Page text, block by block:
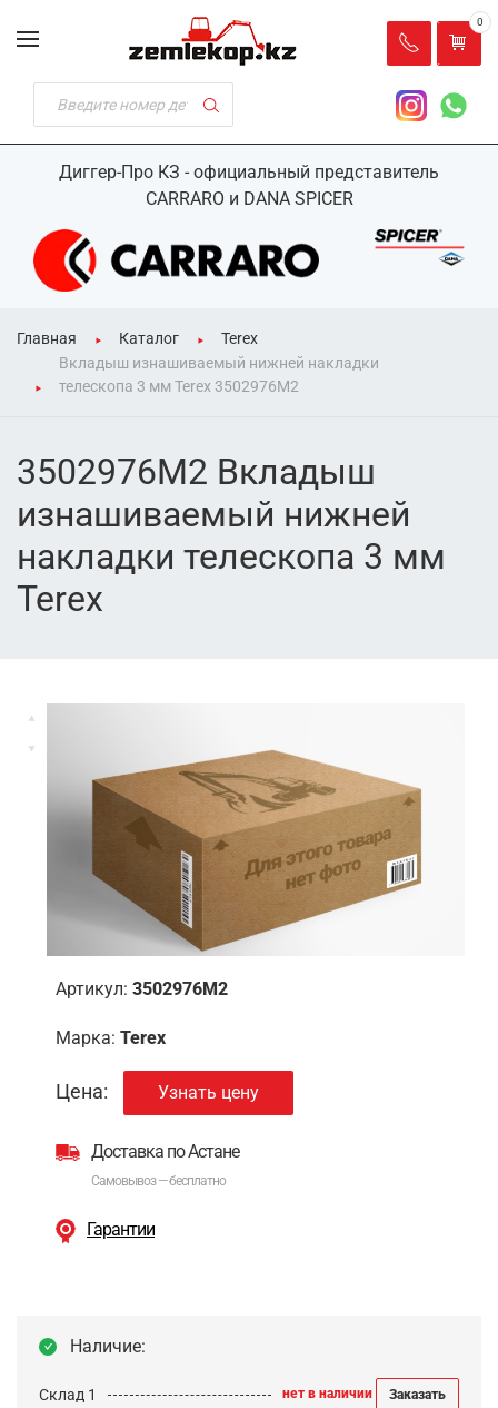
Диггер-Про КЗ - официальный представитель
CARRARO и DANA SPICER
0
Главная Каталог
Terex
Вкладыш изнашиваемый нижней накладки
телескопа 3 мм Terex 3502976M2
3502976M2 Вкладыш
изнашиваемый нижней
накладки телескопа 3 мм
Terex
Артикул: 3502976M2
Марка: Terex
Цена: Узнать цену
Доставка по Астане
Самовывоз — бесплатно
Гарантии
Наличие:
Склад 1 нет в наличии Заказать